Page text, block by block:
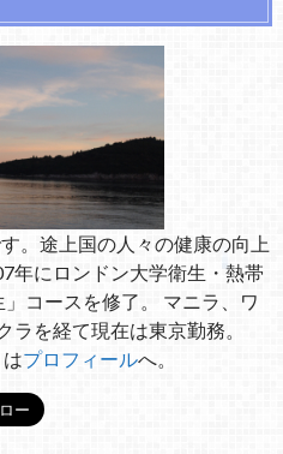
。途上国の人々の健康の向上
年にロンドン大学衛生・熱帯
コースを修了。 マニラ、ワ
ラを経て現在は東京勤務。
プロフィールへ。